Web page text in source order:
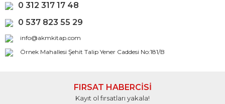
0 312 317 17 48
0 537 823 55 29
info@akmkitap.com
Örnek Mahallesi Şehit Talip Yener Caddesi No:181/B
FIRSAT HABERCİSİ
Kayıt ol fırsatları yakala!